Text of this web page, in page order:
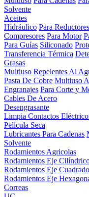
Solvente
Aceites
Hidráulico Para Reductores
Compresores Para Motor
Para Guías Siliconado
Transferencia Térmica
Grasas
Multiuso Repelentes Al
Pasta De Cobre Multiuso
Engranajes Para Corte y
Cables De Acero
Desengrasante
Limpia Contactos
Película Seca
Lubricantes Para Cadenas
Solvente
Rodamientos Agricolas
Rodamientos Eje
Rodamientos Eje Cuadrado
Rodamientos Eje
Correas